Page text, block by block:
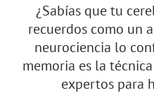
¿Sabías que tu
recuerdos como un
neurociencia lo
memoria es la
expertos para